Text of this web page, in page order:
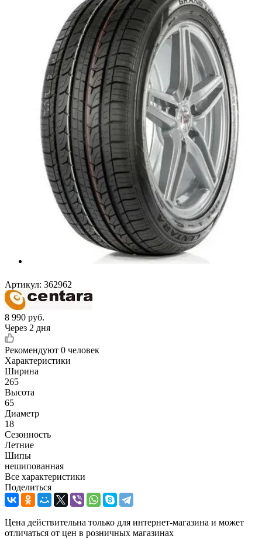
Артикул: 362962
8 990 руб.
Через 2 дня
Рекомендуют 0 человек
Характеристики
Ширина
265
Высота
65
Диаметр
18
Сезонность
Летние
Шипы
нешипованная
Все характеристики
Поделиться
Цена действительна только для интернет-магазина и может
отличаться от цен в розничных магазинах